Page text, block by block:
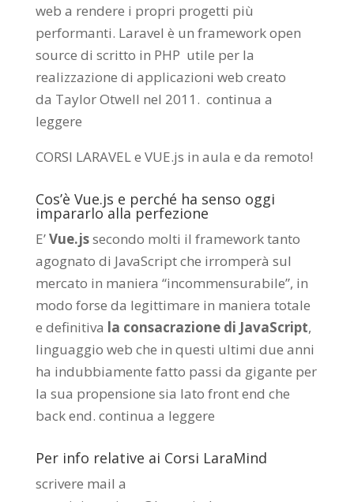
web a rendere i propri progetti più
performanti. Laravel è un framework open
source di scritto in PHP utile per la
realizzazione di applicazioni web creato
da Taylor Otwell nel 2011. continua a
leggere
CORSI LARAVEL e VUE.js in aula e da remoto!
Cos’è Vue.js e perché ha senso oggi
impararlo alla perfezione
E’Vue.jssecondo molti il framework tanto
agognato di JavaScript che irromperà sul
mercato in maniera “incommensurabile”, in
modo forse da legittimare in maniera totale
e definitiva la consacrazione di JavaScript,
linguaggio web che in questi ultimi due anni
ha indubbiamente fatto passi da gigante per
la sua propensione sia lato front end che
back end. continua a leggere
Per info relative ai Corsi LaraMind
scrivere mail a